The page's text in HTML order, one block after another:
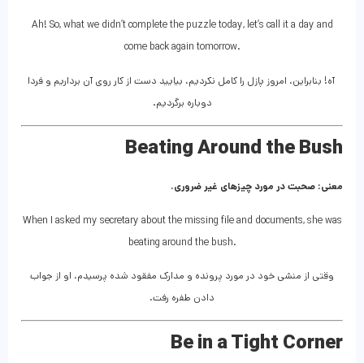
Ah! So, what we didn’t complete the puzzle today, let’s call it a day and
come back again tomorrow.
آه! بنابراین، امروز پازل را کامل نکردیم، بیایید دست از کار روی آن برداریم و فردا
دوباره برگردیم.
Beating Around the Bush
معنی: صحبت در مورد چیزهای غیر ضروری.
When I asked my secretary about the missing file and documents, she was
beating around the bush.
وقتی از منشی خود در مورد پرونده و مدارک مفقود شده پرسیدم، او از جواب
دادن طفره رفت.
Be in a Tight Corner